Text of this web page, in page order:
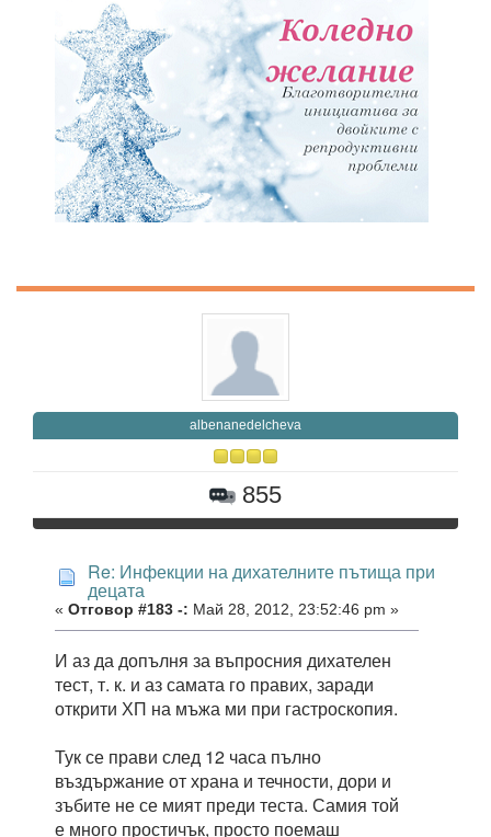
albenanedelcheva
855
Re: Инфекции на дихателните пътища при
децата
« Отговор #183 -: Май 28, 2012, 23:52:46 pm »
И аз да допълня за въпросния дихателен
тест, т. к. и аз самата го правих, заради
открити ХП на мъжа ми при гастроскопия.
Тук се прави след 12 часа пълно
въздържание от храна и течности, дори и
зъбите не се мият преди теста. Самия той
е много простичък, просто поемаш